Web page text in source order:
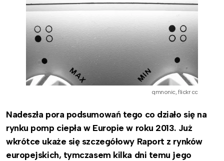
qmnonic, flickr cc
Nadeszła pora podsumowań tego co działo się na
rynku pomp ciepła w Europie w roku 2013. Już
wkrótce ukaże się szczegółowy Raport z rynków
europejskich, tymczasem kilka dni temu jego